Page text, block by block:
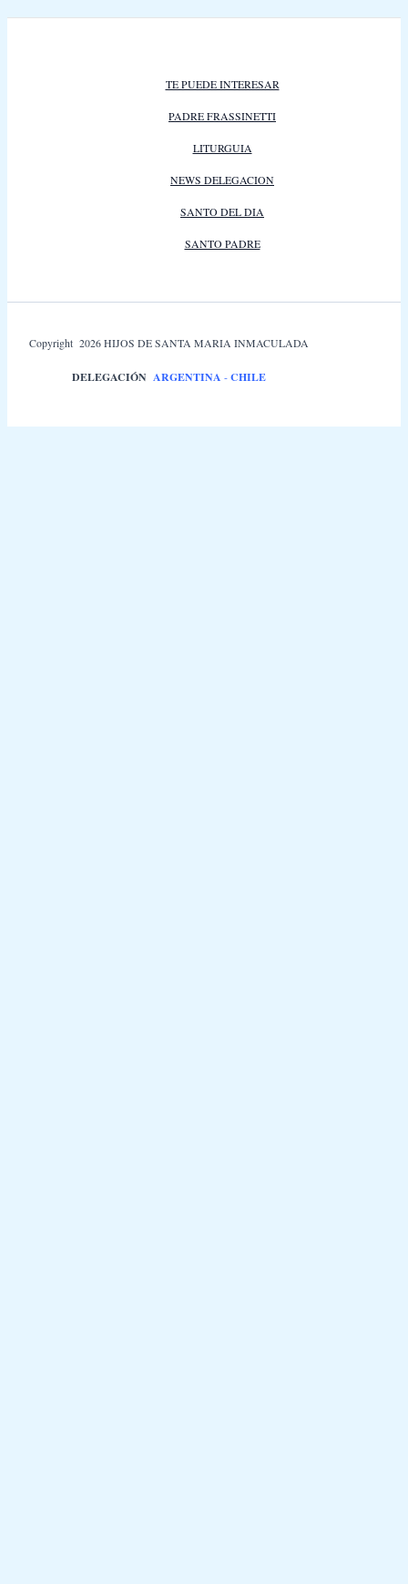
TE PUEDE INTERESAR
PADRE FRASSINETTI
LITURGUIA
NEWS DELEGACION
SANTO DEL DIA
SANTO PADRE
Copyright 2026 HIJOS DE SANTA MARIA INMACULADA
DELEGACIÓN ARGENTINA -CHILE